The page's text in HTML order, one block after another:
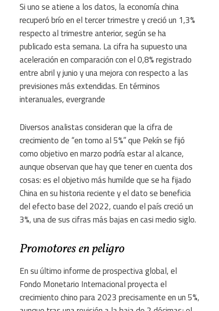
Si uno se atiene a los datos, la economía china
recuperó brío en el tercer trimestre y creció un 1,3%
respecto al trimestre anterior, según se ha
publicado esta semana. La cifra ha supuesto una
aceleración en comparación con el 0,8% registrado
entre abril y junio y una mejora con respecto a las
previsiones más extendidas. En términos
interanuales, evergrande
Diversos analistas consideran que la cifra de
crecimiento de “en torno al 5%” que Pekín se fijó
como objetivo en marzo podría estar al alcance,
aunque observan que hay que tener en cuenta dos
cosas: es el objetivo más humilde que se ha fijado
China en su historia reciente y el dato se beneficia
del efecto base del 2022, cuando el país creció un
3%, una de sus cifras más bajas en casi medio siglo.
Promotores en peligro
En su último informe de prospectiva global, el
Fondo Monetario Internacional proyecta el
crecimiento chino para 2023 precisamente en un 5%,